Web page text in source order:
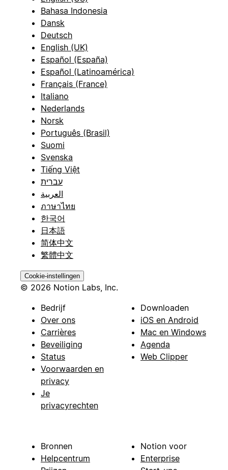
Bahasa Indonesia
Dansk
Deutsch
English (UK)
Español (España)
Español (Latinoamérica)
Français (France)
Italiano
Nederlands
Norsk
Português (Brasil)
Suomi
Svenska
Tiếng Việt
עברית
العربية
ภาษาไทย
한국어
日本語
简体中文
繁體中文
Cookie-instellingen
© 2026 Notion Labs, Inc.
Bedrijf
Over ons
Carrières
Beveiliging
Status
Voorwaarden en
privacy
Je
privacyrechten
Downloaden
iOS en Android
Mac en Windows
Agenda
Web Clipper
Bronnen
Helpcentrum
Notion voor
Enterprise